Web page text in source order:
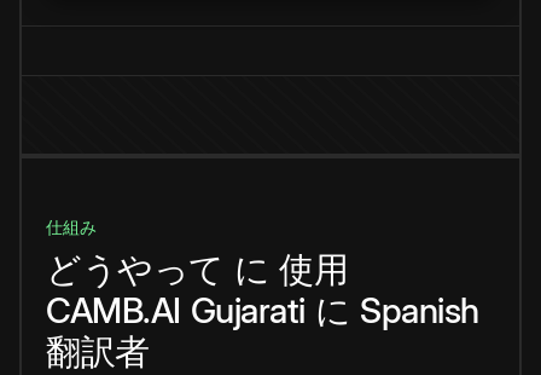
仕組み
どうやって に 使用
CAMB.AI Gujarati に Spanish
翻訳者